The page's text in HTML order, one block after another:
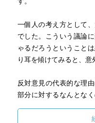
一個人の考え方として
でした。こういう議論
ゃるだろうということ
り耳を傾けてみると、意
反対意見の代表的な理
部分に対するなんとな
派の間には、刺激的な